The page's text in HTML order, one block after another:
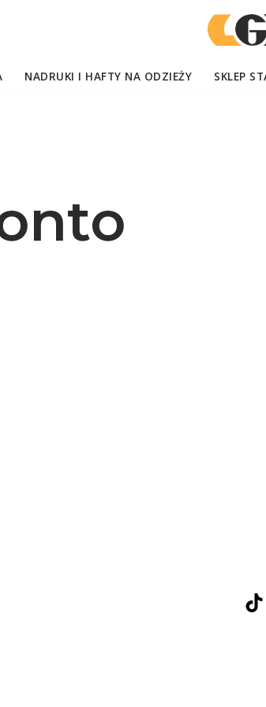
NADRUKI I HAFTY NA ODZIEŻY SKLEP